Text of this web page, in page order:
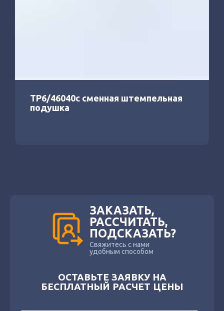
ТР6/46040с сменная штемпельная
подушка
ЗАКАЗАТЬ,
РАССЧИТАТЬ,
ПОДСКАЗАТЬ?
Свяжитесь с нами
удобным способом
ОСТАВЬТЕ ЗАЯВКУ НА
БЕСПЛАТНЫЙ РАСЧЕТ ЦЕНЫ